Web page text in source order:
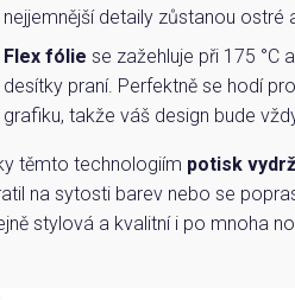
nejjemnější detaily zůstanou ostré
Flex fólie se zažehluje při 175 °C
desítky praní. Perfektně se hodí
grafiku, takže váš design bude
těmto technologiím potisk
na sytosti barev nebo se
stylová a kvalitní i po mnoha